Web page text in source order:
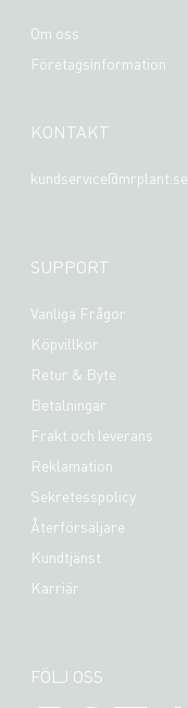
Om oss
Företagsinformation
KONTAKT
kundservice@mrplant.se
SUPPORT
Vanliga Frågor
Köpvillkor
Retur & Byte
Betalningar
Frakt och leverans
Reklamation
Sekretesspolicy
Återförsäljare
Kundtjänst
Karriär
FÖLJ OSS